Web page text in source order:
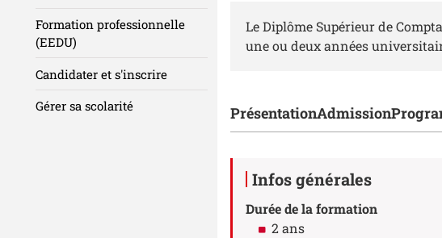
Résumé
Le Diplôme Supérieur de
une ou deux années
Accéder aux sections de
PrésentationAdmission
Détails
Infos générales
Durée de la formation
2 ans
Formation professionnelle
(EEDU)
Candidater et s'inscrire
Gérer sa scolarité